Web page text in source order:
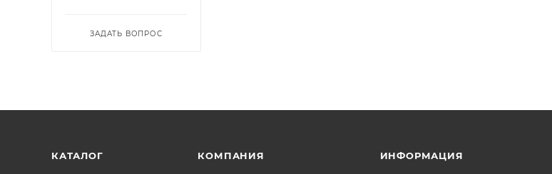
ЗАДАТЬ ВОПРОС
КАТАЛОГ КОМПАНИЯ ИНФОРМАЦИЯ